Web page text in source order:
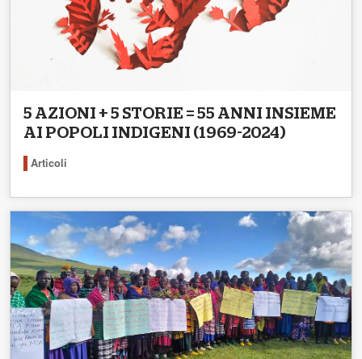
5 AZIONI + 5 STORIE = 55 ANNI INSIEME
AI POPOLI INDIGENI (1969-2024)
Articoli